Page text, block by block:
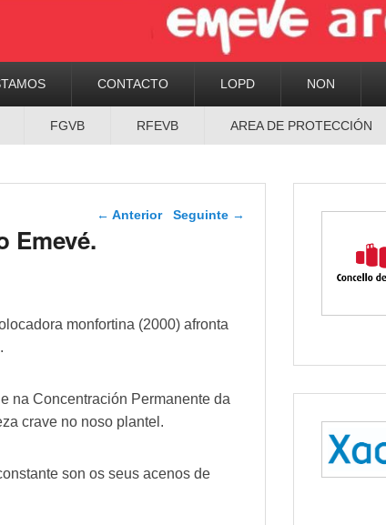
CONTACTO LOPD NON
FGVB RFEVB AREA DE PROTECCIÓN
Navegador de artigos
← Anterior Seguinte →
Emevé.
monfortina (2000) afronta
na Concentración Permanente da
crave no noso plantel.
son os seus acenos de